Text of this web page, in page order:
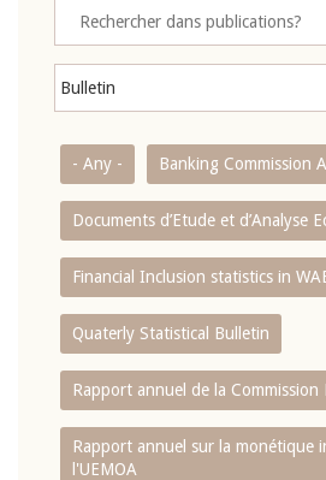
- Any - Banking Commission
Documents d’Etude et d’Analyse
Financial Inclusion statistics in
Quaterly Statistical Bulletin
Rapport annuel de la Commission
Rapport annuel sur la monétique
l'UEMOA